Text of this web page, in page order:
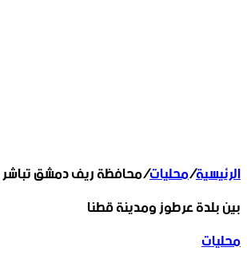
الرئيسية/محليات/محافظة ريف دمشق تباشر
بين بلدة عرطوز ومدينة قطنا
محليات